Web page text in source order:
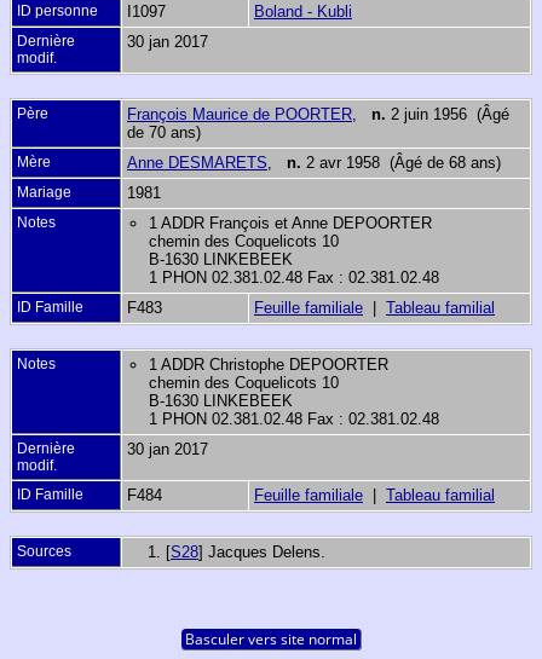
ID personne I1097 Boland - Kubli
Dernière
modif.
30 jan 2017
Père François Maurice de POORTER n. 2 juin 1956 (Âgé
de 70 ans)
Mère Anne DESMARETS n. 2 avr 1958 (Âgé de 68 ans)
Mariage 1981
Notes
1 ADDR François et Anne DEPOORTER
chemin des Coquelicots 10
B-1630 LINKEBEEK
1 PHON 02.381.02.48 Fax : 02.381.02.48
ID Famille F483 Feuille familiale Tableau familial
Notes
1 ADDR Christophe DEPOORTER
chemin des Coquelicots 10
B-1630 LINKEBEEK
1 PHON 02.381.02.48 Fax : 02.381.02.48
Dernière
modif.
30 jan 2017
ID Famille F484 Feuille familiale Tableau familial
Sources [S28] Jacques Delens.
Basculer vers site normal